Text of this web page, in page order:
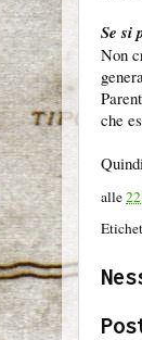
Se si
Non
che
alle